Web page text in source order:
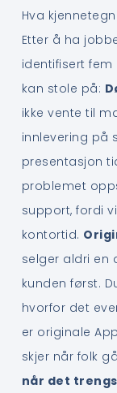
Hva
Etter å ha
identifisert
kan stole på:
ikke vente til
innlevering på
presentasjon
problemet
support, fordi
kontortid.
selger aldri en
kunden først.
hvorfor det
er originale
skjer når folk
når det